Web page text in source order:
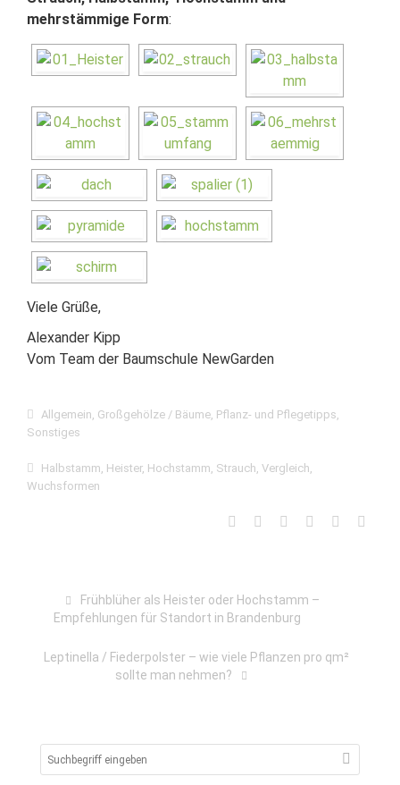
mehrstämmige Form:
Viele Grüße,
Alexander Kipp
Vom Team der Baumschule NewGarden
Allgemein, Großgehölze / Bäume, Pflanz- und Pflegetipps,
Sonstiges
Halbstamm, Heister, Hochstamm, Strauch, Vergleich,
Wuchsformen
Frühblüher als Heister oder Hochstamm –
Empfehlungen für Standort in Brandenburg
Leptinella / Fiederpolster – wie viele Pflanzen pro qm²
sollte man nehmen?